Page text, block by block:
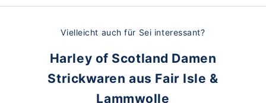
Vielleicht auch für Sei interessant?
Harley of Scotland Damen
Strickwaren aus Fair Isle &
Lammwolle